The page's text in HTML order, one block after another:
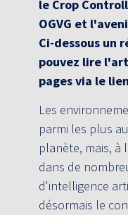
le Crop
OGVG et
Ci-dessous un
pouvez lire
pages via le
Les
parmi les plus
planète, mais, à
dans de
d'intelligence
désormais le